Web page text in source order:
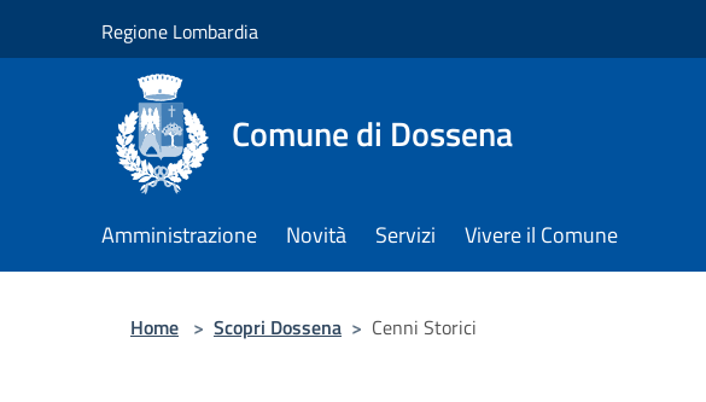
Regione Lombardia
Comune di Dossena
Amministrazione Novità Servizi Vivere il Comune
Home > Scopri Dossena > Cenni Storici